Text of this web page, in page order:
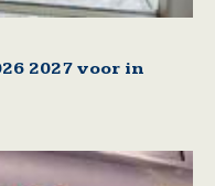
2027 voor in